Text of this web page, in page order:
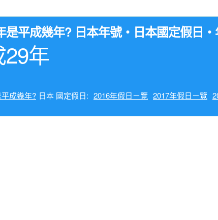
是平成幾年? 日本年號・日本國定假日
年
成幾年? 日本 國定假日: 2016年假日ㄧ覽 2017年假日ㄧ覽